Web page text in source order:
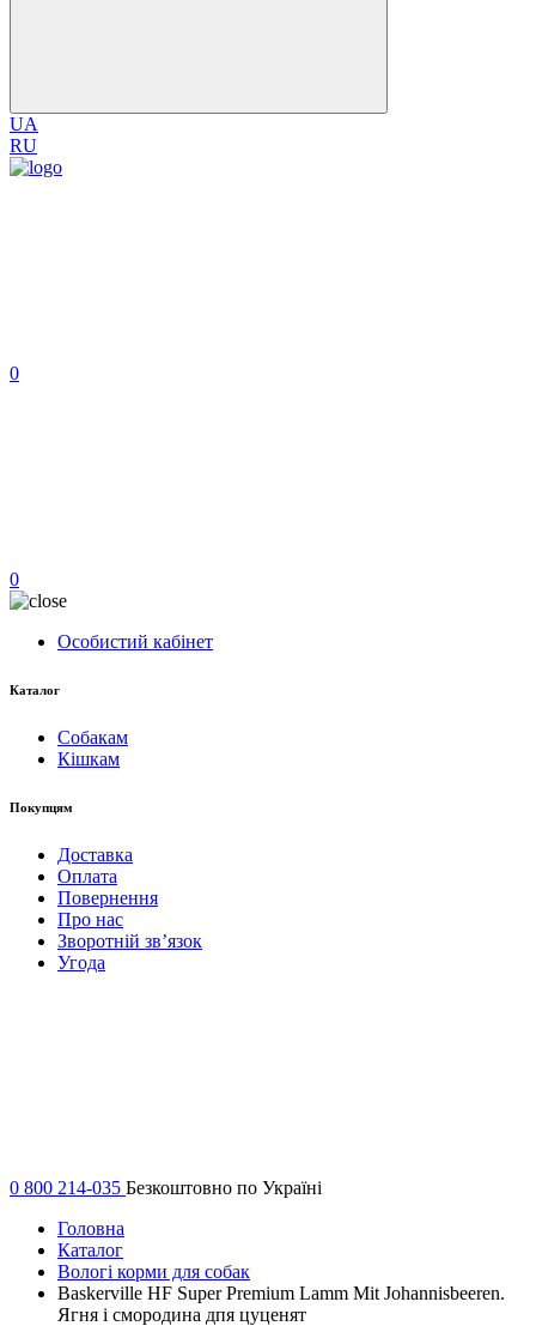
UA
RU
0
0
Особистий кабінет
Каталог
Собакам
Кішкам
Покупцям
Доставка
Оплата
Повернення
Про нас
Зворотній зв’язок
Угода
0 800 214-035 Безкоштовно по Україні
Головна
Каталог
Вологі корми для собак
Baskerville HF Super Premium Lamm Mit Johannisbeeren.
Ягня і смородина дпя цуценят